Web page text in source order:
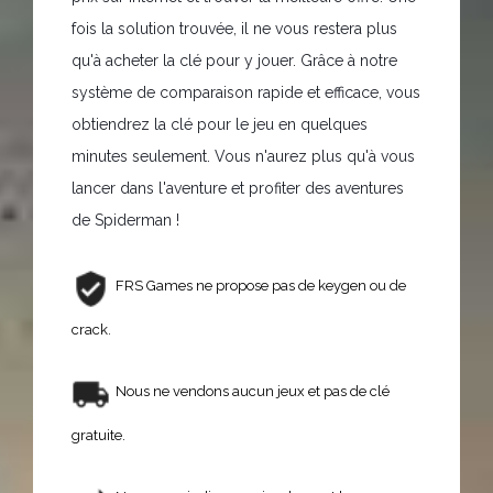
fois la solution trouvée, il ne vous restera plus
qu'à acheter la clé pour y jouer. Grâce à notre
système de comparaison rapide et efficace, vous
obtiendrez la clé pour le jeu en quelques
minutes seulement. Vous n'aurez plus qu'à vous
lancer dans l'aventure et profiter des aventures
de Spiderman !
FRS Games ne propose pas de keygen ou de
crack.
Nous ne vendons aucun jeux et pas de clé
gratuite.